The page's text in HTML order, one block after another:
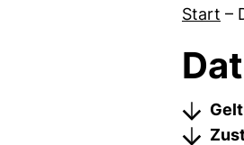
Start –